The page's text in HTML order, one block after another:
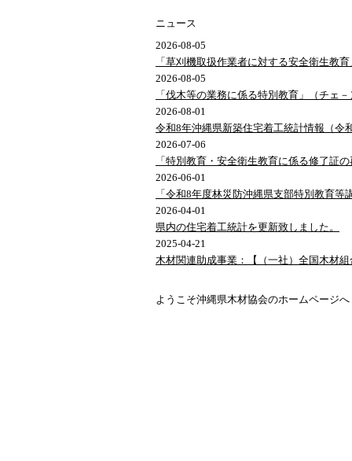
ニュース
2026-08-05
「草刈機取扱作業者に対する安全衛生教育
2026-08-05
「伐木等の業務に係る特別教育」（チェ
2026-08-01
令和8年沖縄県新築住宅着工統計情報（令
2026-07-06
「特別教育・安全衛生教育に係る修了証
2026-06-01
「令和8年度林災防沖縄県支部特別教育等
2026-04-01
県内の住宅着工統計を更新致しました。
2025-04-21
木材関連助成事業：【（一社）全国木材
ようこそ沖縄県木材協会のホームページへ